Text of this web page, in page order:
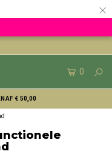
×
0
€ 50,00